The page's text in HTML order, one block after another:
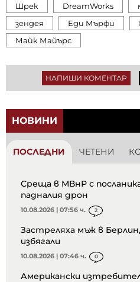
Шрек DreamWorks
зендея
Еди Мърфи
Майк Майърс
НАПИШИ КОМЕНТАР
НОВИНИ
ПОСЛЕДНИ ЧЕТЕНИ
Среща в МВнР с
падналия дрон
10.08.2026 | 07:56 ч. 2
Застреляха мъж в
избягали
10.08.2026 | 07:46 ч. 0
Американски